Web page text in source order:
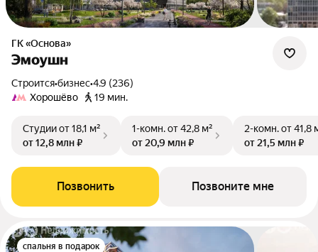
ГК «Основа»
Эмоушн
Строится•бизнес•4.9 (236)
Хорошёво
19 мин.
Студииот 18,1 м²
от 12,8 млн ₽
1-комн.от 42,8 м²
от 20,9 млн ₽
2-комн.от 41,8
от 21,5 млн ₽
Позвонить Позвоните мне
спальня в подарок